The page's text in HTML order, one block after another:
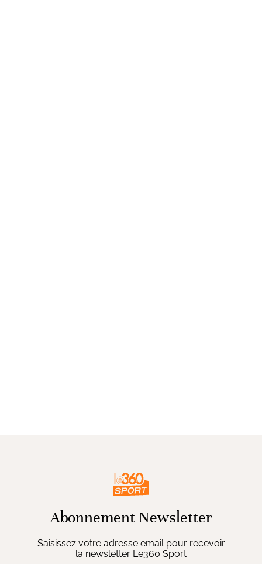
Abonnement Newsletter
Saisissez votre adresse email pour recevoir
la newsletter Le360 Sport